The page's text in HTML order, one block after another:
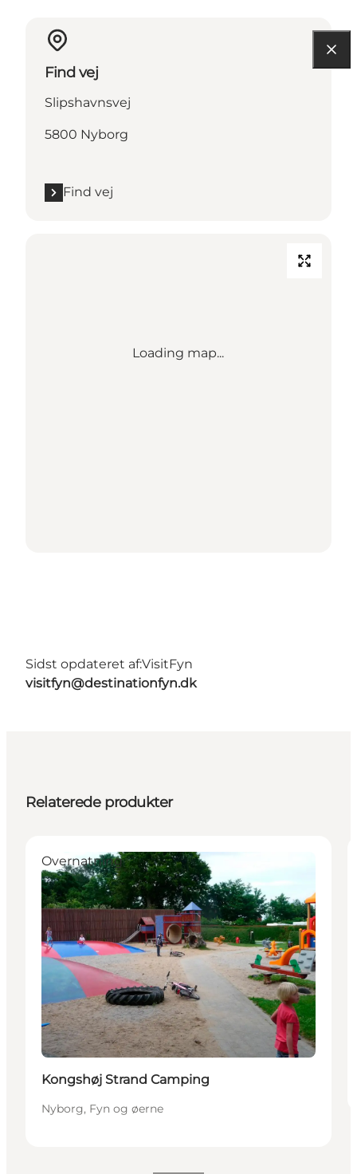
Find vej
Slipshavnsvej
5800 Nyborg
Find vej
Loading map...
Sidst opdateret af:VisitFyn
visitfyn@destinationfyn.dk
Relaterede produkter
Overnatning
Kongshøj Strand Camping
Nyborg, Fyn og øerne